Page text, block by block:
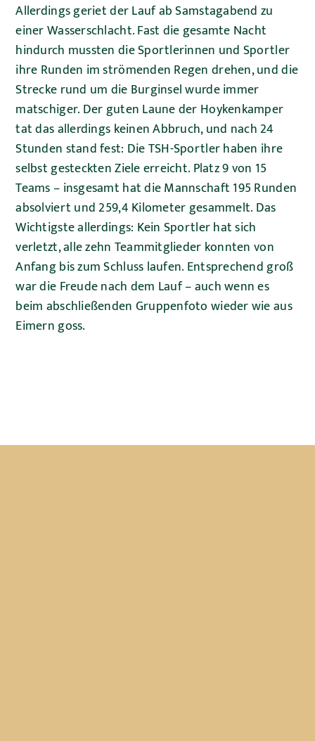
Allerdings geriet der Lauf ab Samstagabend zu
einer Wasserschlacht. Fast die gesamte Nacht
hindurch mussten die Sportlerinnen und Sportler
ihre Runden im strömenden Regen drehen, und die
Strecke rund um die Burginsel wurde immer
matschiger. Der guten Laune der Hoykenkamper
tat das allerdings keinen Abbruch, und nach 24
Stunden stand fest: Die TSH-Sportler haben ihre
selbst gesteckten Ziele erreicht. Platz 9 von 15
Teams – insgesamt hat die Mannschaft 195 Runden
absolviert und 259,4 Kilometer gesammelt. Das
Wichtigste allerdings: Kein Sportler hat sich
verletzt, alle zehn Teammitglieder konnten von
Anfang bis zum Schluss laufen. Entsprechend groß
war die Freude nach dem Lauf – auch wenn es
beim abschließenden Gruppenfoto wieder wie aus
Eimern goss.